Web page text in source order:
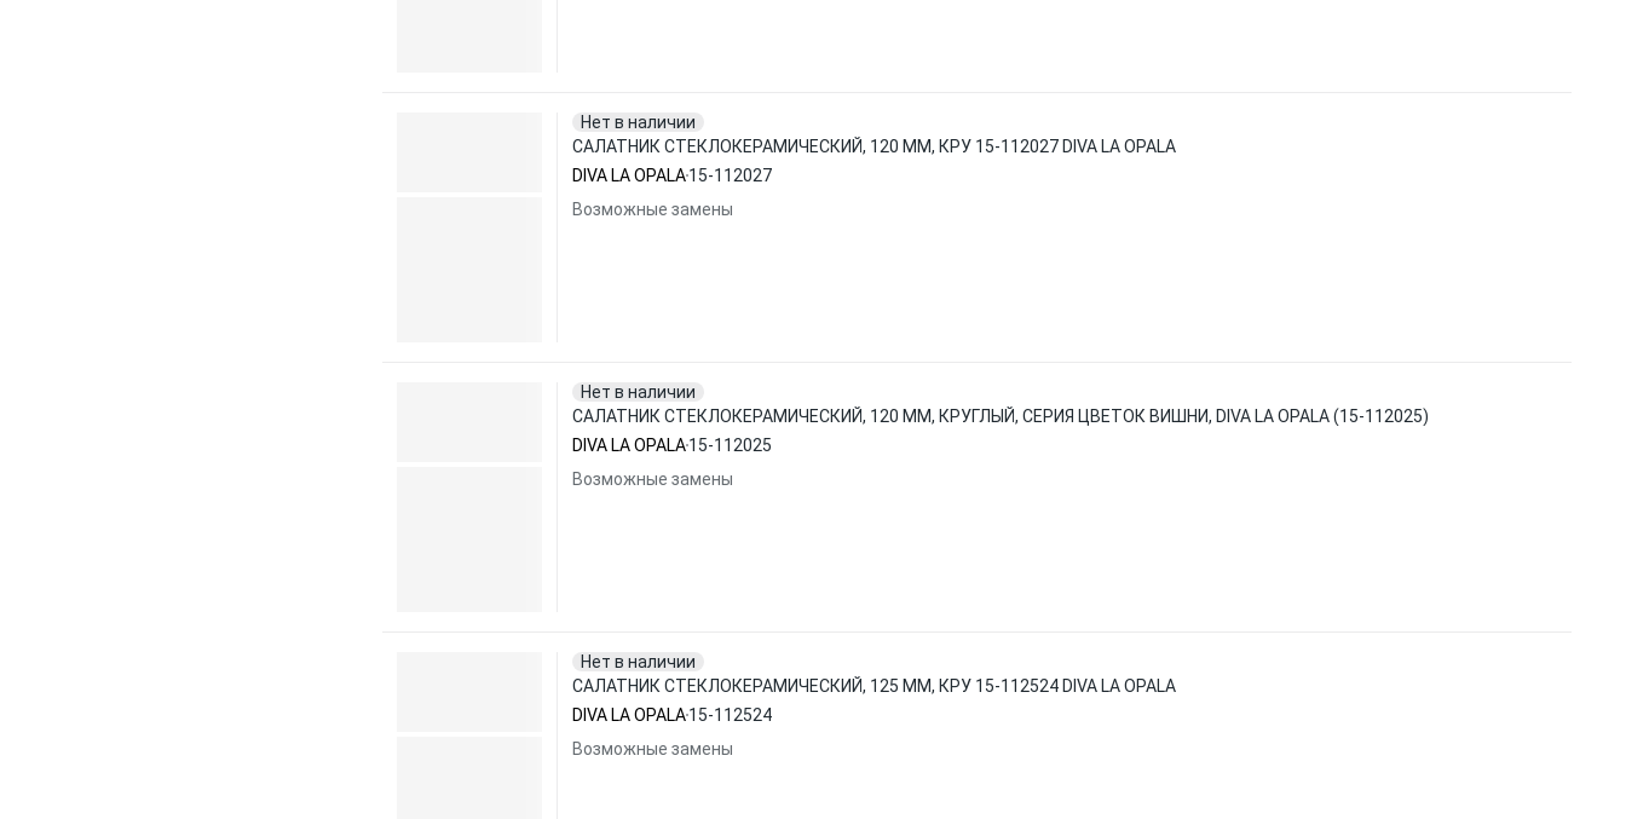
Нет в наличии
САЛАТНИК СТЕКЛОКЕРАМИЧЕСКИЙ, 120 ММ, КРУ 15-112027 DIVA LA OPALA
DIVA LA OPALA15-112027
Возможные замены
Нет в наличии
САЛАТНИК СТЕКЛОКЕРАМИЧЕСКИЙ, 120 ММ, КРУГЛЫЙ, СЕРИЯ ЦВЕТОК ВИШНИ, DIVA LA OPALA (15-112025)
DIVA LA OPALA15-112025
Возможные замены
Нет в наличии
САЛАТНИК СТЕКЛОКЕРАМИЧЕСКИЙ, 125 ММ, КРУ 15-112524 DIVA LA OPALA
DIVA LA OPALA15-112524
Возможные замены